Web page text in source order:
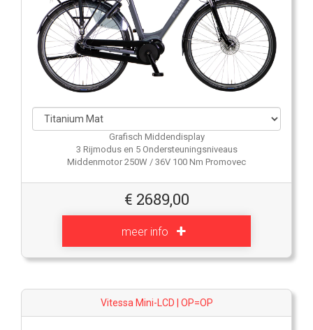
Grafisch Middendisplay
3 Rijmodus en 5 Ondersteuningsniveaus
Middenmotor 250W / 36V 100 Nm Promovec
€ 2689,00
meer info
Vitessa Mini-LCD | OP=OP